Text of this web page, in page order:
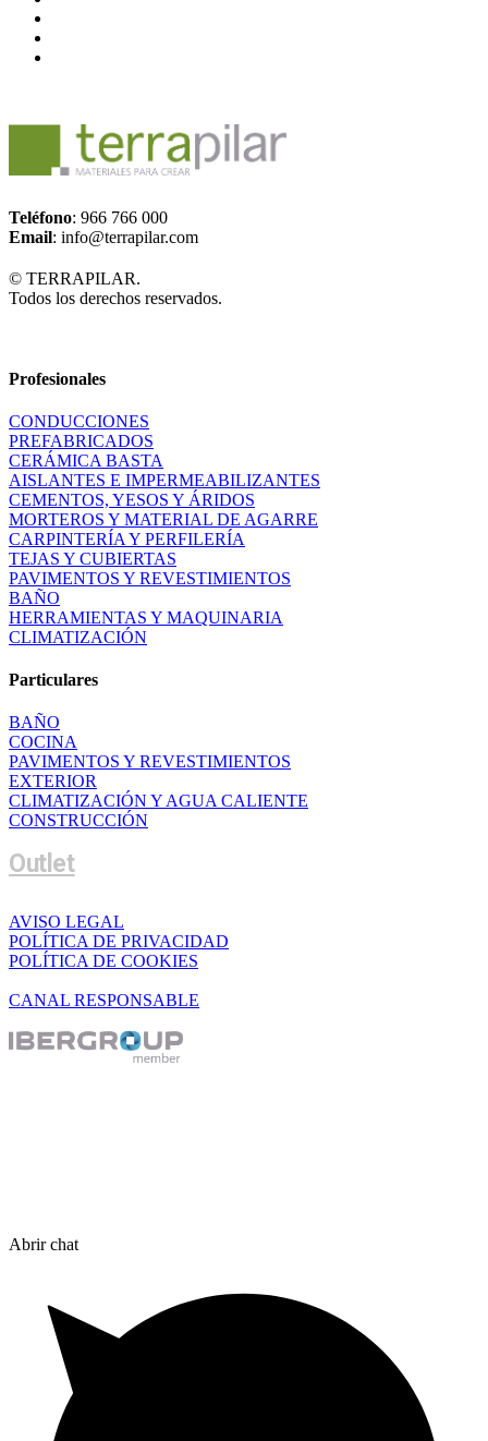
Teléfono: 966 766 000
Email: info@terrapilar.com
© TERRAPILAR.
Todos los derechos reservados.
Profesionales
CONDUCCIONES
PREFABRICADOS
CERÁMICA BASTA
AISLANTES E IMPERMEABILIZANTES
CEMENTOS, YESOS Y ÁRIDOS
MORTEROS Y MATERIAL DE AGARRE
CARPINTERÍA Y PERFILERÍA
TEJAS Y CUBIERTAS
PAVIMENTOS Y REVESTIMIENTOS
BAÑO
HERRAMIENTAS Y MAQUINARIA
CLIMATIZACIÓN
Particulares
BAÑO
COCINA
PAVIMENTOS Y REVESTIMIENTOS
EXTERIOR
CLIMATIZACIÓN Y AGUA CALIENTE
CONSTRUCCIÓN
Outlet
AVISO LEGAL
POLÍTICA DE PRIVACIDAD
POLÍTICA DE COOKIES
CANAL RESPONSABLE
Abrir chat